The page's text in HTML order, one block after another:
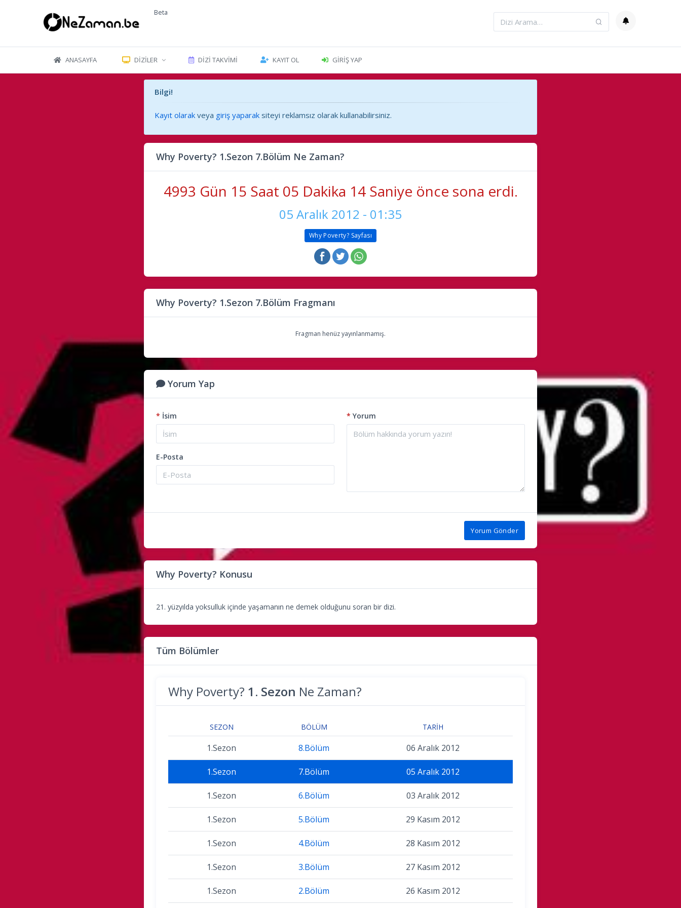
Beta
ANASAYFA DIZILER DIZI TAKVIMI KAYIT OL GIRIŞ YAP
Bilgi!
Kayıt olarak veya giriş yaparak siteyi reklamsız olarak kullanabilirsiniz.
Why Poverty? 1.Sezon 7.Bölüm Ne Zaman?
4993 Gün 15 Saat 05 Dakika 14 Saniye önce sona erdi.
05 Aralık 2012 - 01:35
Why Poverty? Sayfası
Why Poverty? 1.Sezon 7.Bölüm Fragmanı
Fragman henüz yayınlanmamış.
Yorum Yap
* İsim
E-Posta
* Yorum
Yorum Gönder
Why Poverty? Konusu
21. yüzyılda yoksulluk içinde yaşamanın ne demek olduğunu soran bir dizi.
Tüm Bölümler
Why Poverty? 1. Sezon Ne Zaman?
SEZON BÖLÜM TARIH
1.Sezon 8.Bölüm 06 Aralık 2012
1.Sezon 7.Bölüm 05 Aralık 2012
1.Sezon 6.Bölüm 03 Aralık 2012
1.Sezon 5.Bölüm 29 Kasım 2012
1.Sezon 4.Bölüm 28 Kasım 2012
1.Sezon 3.Bölüm 27 Kasım 2012
1.Sezon 2.Bölüm 26 Kasım 2012